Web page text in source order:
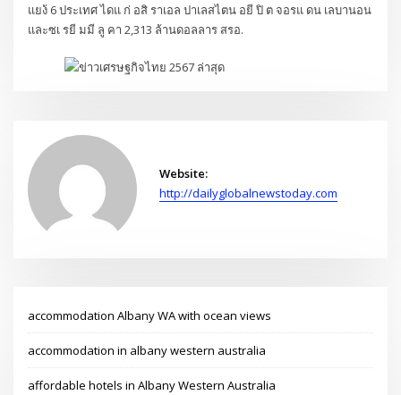
แยง้ 6 ประเทศ ไดแ ก่ อสิ ราเอล ปาเลสไตน อยี ปิ ต จอรแ ดน เลบานอน
และซเ รยี มมี ลู คา 2,313 ล้านดอลลาร สรอ.
Website:
http://dailyglobalnewstoday.com
accommodation Albany WA with ocean views
accommodation in albany western australia
affordable hotels in Albany Western Australia